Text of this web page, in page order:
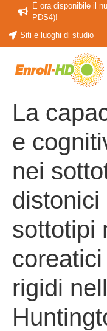
È ora disponibile il
PDS4)!
Siti e luoghi di studio
La
e
nei
distonici
sottotipi
rigidi